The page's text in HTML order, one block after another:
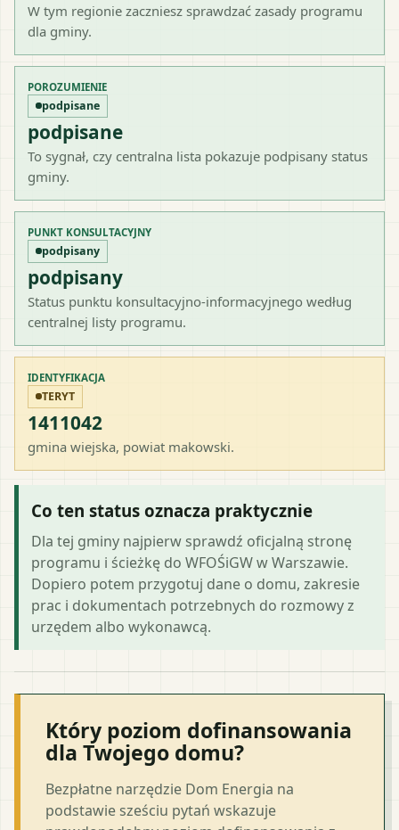
W tym regionie zaczniesz sprawdzać zasady programu
dla gminy.
POROZUMIENIE
podpisane
podpisane
To sygnał, czy centralna lista pokazuje podpisany status
gminy.
PUNKT KONSULTACYJNY
podpisany
podpisany
Status punktu konsultacyjno-informacyjnego według
centralnej listy programu.
IDENTYFIKACJA
TERYT
1411042
gmina wiejska, powiat makowski.
Co ten status oznacza praktycznie
Dla tej gminy najpierw sprawdź oficjalną stronę
programu i ścieżkę do WFOŚiGW w Warszawie.
Dopiero potem przygotuj dane o domu, zakresie
prac i dokumentach potrzebnych do rozmowy z
urzędem albo wykonawcą.
Który poziom dofinansowania
dla Twojego domu?
Bezpłatne narzędzie Dom Energia na
podstawie sześciu pytań wskazuje